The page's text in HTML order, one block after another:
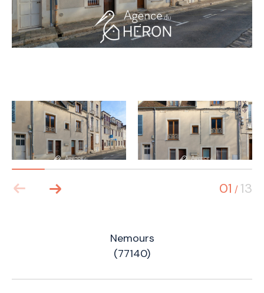
01 / 13
Nemours
(77140)